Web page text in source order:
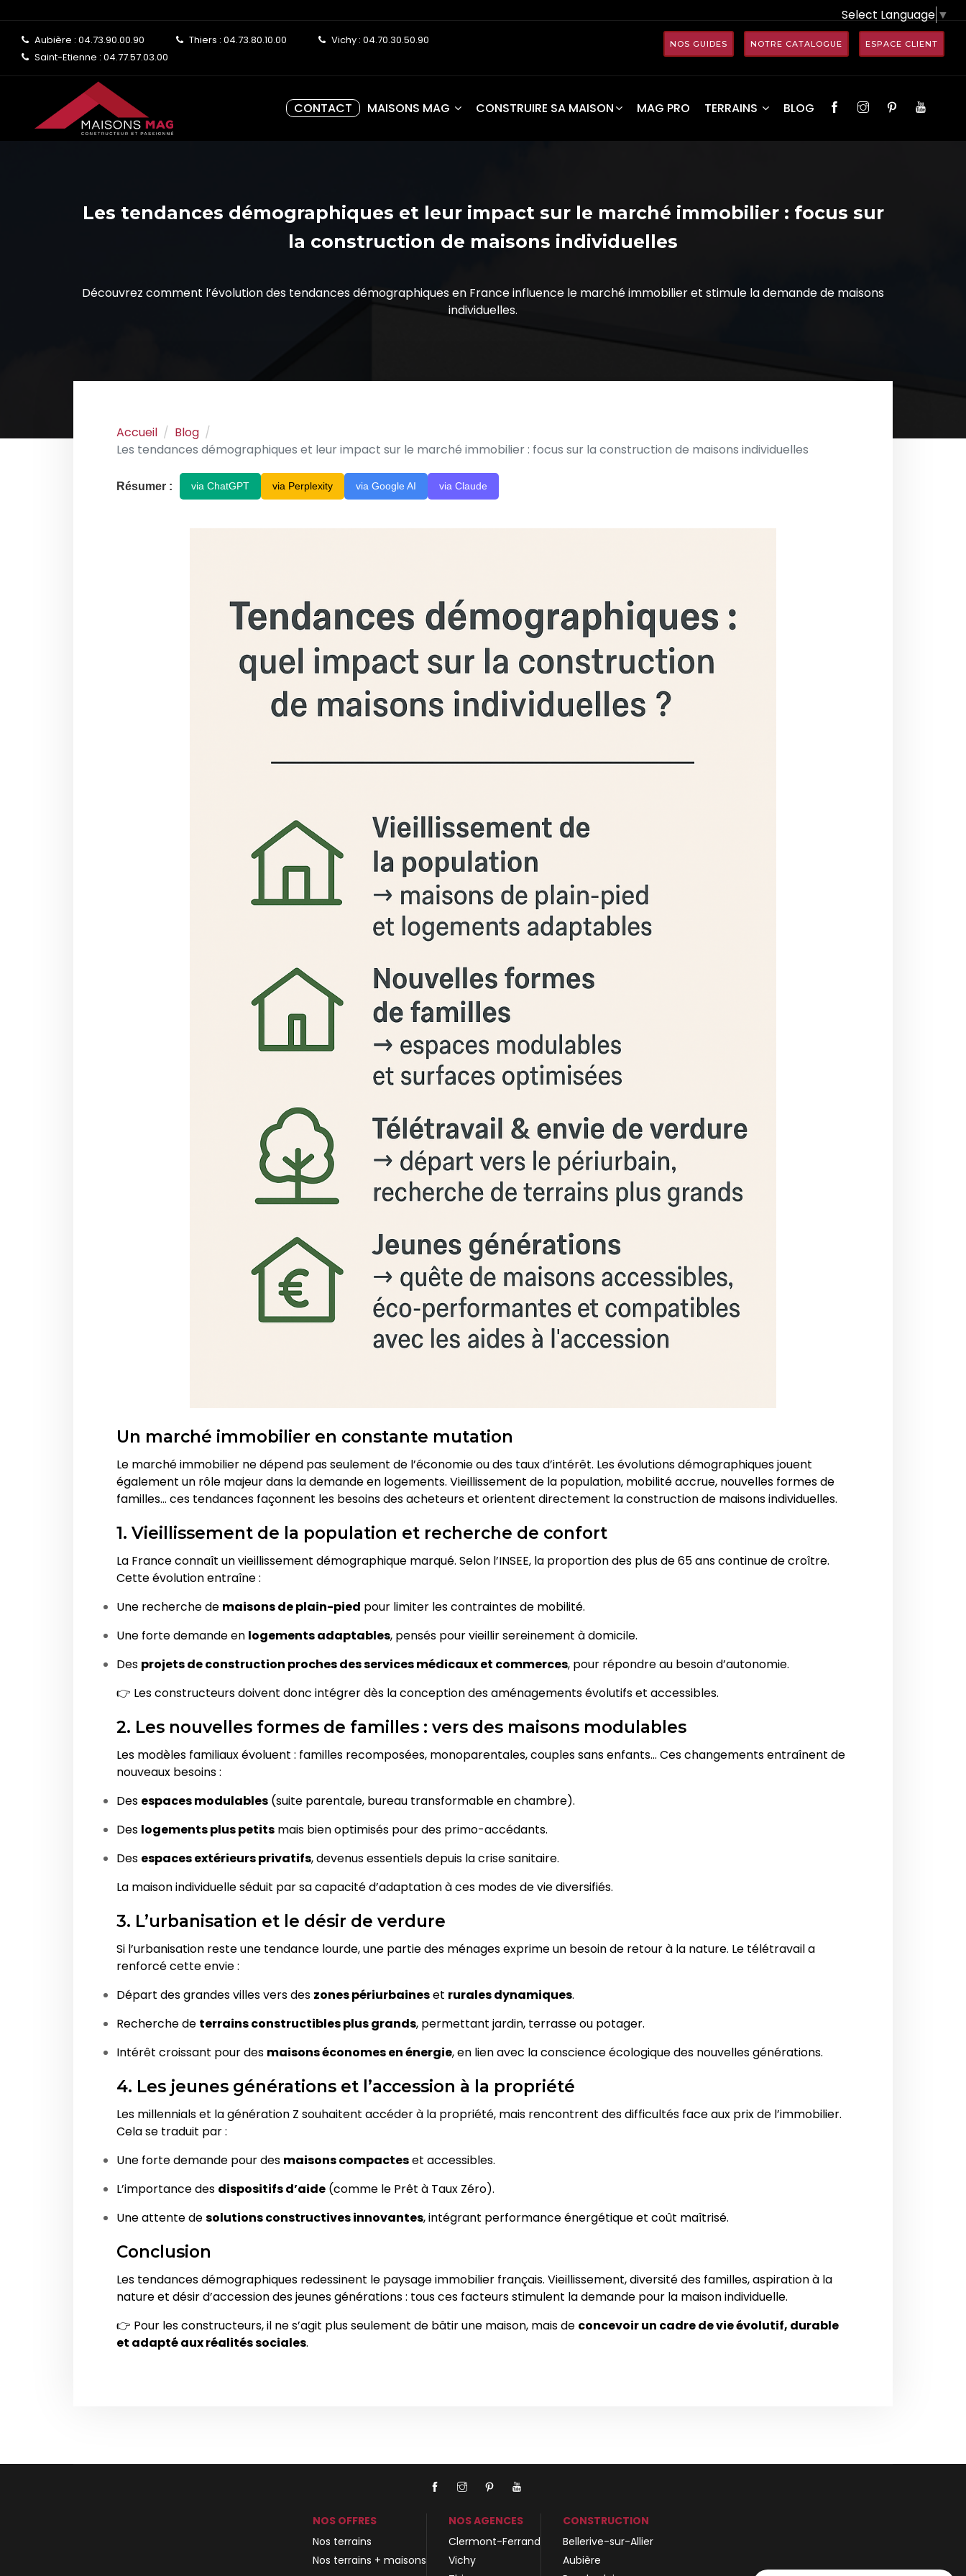
Select Language ▼
Aubière : 04.73.90.00.90 Thiers : 04.73.80.10.00
Vichy : 04.70.30.50.90
Saint-Etienne : 04.77.57.03.00
NOS GUIDES NOTRE CATALOGUE ESPACE CLIENT
CONTACT MAISONS MAG CONSTRUIRE SA MAISON MAG PRO TERRAINS BLOG
Les tendances démographiques et leur impact sur le marché immobilier : focus sur
la construction de maisons individuelles
Découvrez comment l’évolution des tendances démographiques en France influence le marché immobilier et stimule la demande de maisons
individuelles.
Accueil
Blog
Les tendances démographiques et leur impact sur le marché immobilier : focus sur la construction de maisons individuelles
Résumer : via ChatGPT via Perplexity via Google AI via Claude
Un marché immobilier en constante mutation
Le marché immobilier ne dépend pas seulement de l’économie ou des taux d’intérêt. Les évolutions démographiques jouent
également un rôle majeur dans la demande en logements. Vieillissement de la population, mobilité accrue, nouvelles formes de
familles… ces tendances façonnent les besoins des acheteurs et orientent directement la construction de maisons individuelles.
1. Vieillissement de la population et recherche de confort
La France connaît un vieillissement démographique marqué. Selon l’INSEE, la proportion des plus de 65 ans continue de croître.
Cette évolution entraîne :
Une recherche de maisons de plain-pied pour limiter les contraintes de mobilité.
Une forte demande en logements adaptables, pensés pour vieillir sereinement à domicile.
Des projets de construction proches des services médicaux et commerces, pour répondre au besoin d’autonomie.
👉 Les constructeurs doivent donc intégrer dès la conception des aménagements évolutifs et accessibles.
2. Les nouvelles formes de familles : vers des maisons modulables
Les modèles familiaux évoluent : familles recomposées, monoparentales, couples sans enfants… Ces changements entraînent de
nouveaux besoins :
Des espaces modulables (suite parentale, bureau transformable en chambre).
Des logements plus petits mais bien optimisés pour des primo-accédants.
Des espaces extérieurs privatifs, devenus essentiels depuis la crise sanitaire.
La maison individuelle séduit par sa capacité d’adaptation à ces modes de vie diversifiés.
3. L’urbanisation et le désir de verdure
Si l’urbanisation reste une tendance lourde, une partie des ménages exprime un besoin de retour à la nature. Le télétravail a
renforcé cette envie :
Départ des grandes villes vers des zones périurbaineset rurales dynamiques.
Recherche de terrains constructibles plus grands, permettant jardin, terrasse ou potager.
Intérêt croissant pour des maisons économes en énergie, en lien avec la conscience écologique des nouvelles générations.
4. Les jeunes générations et l’accession à la propriété
Les millennials et la génération Z souhaitent accéder à la propriété, mais rencontrent des difficultés face aux prix de l’immobilier.
Cela se traduit par :
Une forte demande pour des maisons compacteset accessibles.
L’importance des dispositifs d’aide (comme le Prêt à Taux Zéro).
Une attente desolutions constructives innovantes, intégrant performance énergétique et coût maîtrisé.
Conclusion
Les tendances démographiques redessinent le paysage immobilier français. Vieillissement, diversité des familles, aspiration à la
nature et désir d’accession des jeunes générations : tous ces facteurs stimulent la demande pour la maison individuelle.
👉 Pour les constructeurs, il ne s’agit plus seulement de bâtir une maison, mais de concevoir un cadre de vie évolutif, durable
et adapté aux réalités sociales.
NOS OFFRES
Nos terrains
Nos terrains + maisons
NOS AGENCES
Clermont-Ferrand
Vichy
CONSTRUCTION
Bellerive-sur-Allier
Aubière